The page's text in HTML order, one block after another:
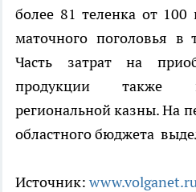
более 81 теленка от 100
маточного поголовья в
Часть затрат на
продукции также
региональной казны. На
областного бюджета
Источник: